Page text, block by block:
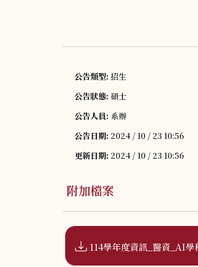
公告類型: 招生
公告狀態: 碩士
公告人員: 系辦
公告日期: 2024 / 10 / 23 10:56
更新日期: 2024 / 10 / 23 10:56
附加檔案
114學年度資訊_醫資_AI